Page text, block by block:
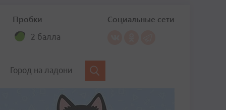
Пробки
2 балла
Социальные сети
Город на ладони